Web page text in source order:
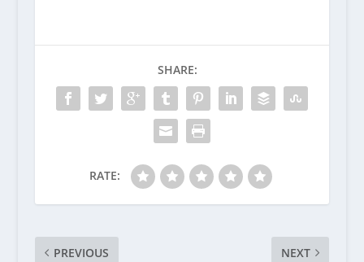
SHARE:
RATE:
PREVIOUS NEXT